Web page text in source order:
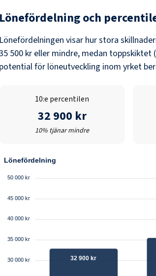
Lönefördelning och
Lönefördelningen visar hur stora
500 kreller mindre, medan
potential för löneutveckling inom yrket
10:e percentilen
32 900 kr
10% tjänar mindre
Lönefördelning
50 000 kr
45 000 kr
40 000 kr
35 000 kr
30 000 kr 32 900 kr